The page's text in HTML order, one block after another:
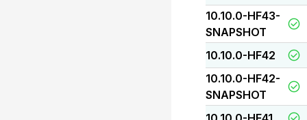
10.10.0-HF43-
SNAPSHOT
10.10.0-HF42
10.10.0-HF42-
SNAPSHOT